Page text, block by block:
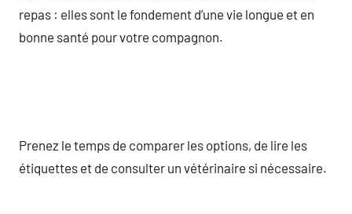
repas : elles sont le fondement d’une vie longue et en
bonne santé pour votre compagnon.
Prenez le temps de comparer les options, de lire les
étiquettes et de consulter un vétérinaire si nécessaire.